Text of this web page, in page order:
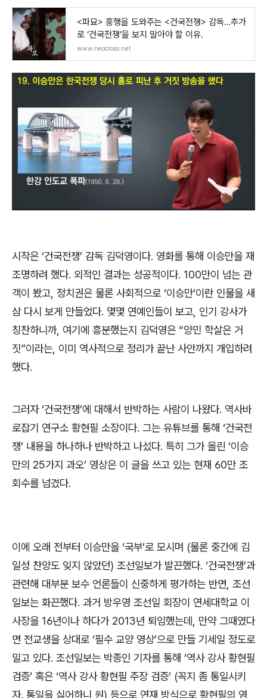
<파묘> 흥행을 도와주는 <건국전쟁> 감독…추가
로 ‘건국전쟁’을 보지 말아야 할 이유.
www.neocross.net
시작은 ‘건국전쟁’ 감독 김덕영이다. 영화를 통해 이승만을 재
조명하려 했다. 외적인 결과는 성공적이다. 100만이 넘는 관
객이 봤고, 정치권은 물론 사회적으로 ‘이승만’이란 인물을 새
삼 다시 보게 만들었다. 몇몇 연예인들이 보고, 인기 강사가
칭찬하니까, 여기에 흥분했는지 김덕영은 “양민 학살은 거
짓”이라는, 이미 역사적으로 정리가 끝난 사안까지 개입하려
했다.
그러자‘건국전쟁’에 대해서 반박하는 사람이 나왔다. 역사바
로잡기 연구소 황현필 소장이다. 그는 유튜브를 통해 ‘건국전
쟁’ 내용을 하나하나 반박하고 나섰다. 특히 그가 올린 ‘이승
만의 25가지 과오’ 영상은 이 글을 쓰고 있는 현재 60만 조
회수를 넘겼다.
이에 오래 전부터 이승만을 ‘국부’로 모시며 (물론 중간에 김
일성 찬양도 잊지 않았던) 조선일보가 발끈했다. ‘건국전쟁’과
관련해 대부분 보수 언론들이 신중하게 평가하는 반면 조선
일보는 화끈했다. 과거 방우영 조선일 회장이 연세대학교 이
사장을 16년이나 하다가 2013년 퇴임했는데 만약 그때였다
면 전교생을 상대로 ‘필수 교양 영상’으로 만들 기세일 정도로
밀고 있다. 조선일보는 박종인 기자를 통해 ‘역사 강사 황현필
검증’ 혹은 ‘역사 강사 황현필 주장 검증’ (꼭지 좀 통일시키
자. 통일을 싫어하니 원) 등으로 연재 방식으로 황현필의 영